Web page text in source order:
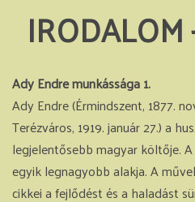
Ady Endre munkássága 1.
Ady Endre (Érmindszent, 1877.
Terézváros, 1919. január 27.) a
legjelentősebb magyar költője.
egyik legnagyobb alakja. A
cikkei a fejlődést és a haladást